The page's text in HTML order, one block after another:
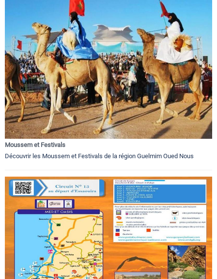
Moussem et Festivals
Découvrir les Moussem et Festivals de la région Guelmim Oued Nous